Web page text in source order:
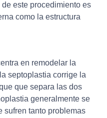
este procedimiento es
como la estructura
en remodelar la
septoplastia corrige la
que separa las dos
generalmente se
sufren tanto problemas